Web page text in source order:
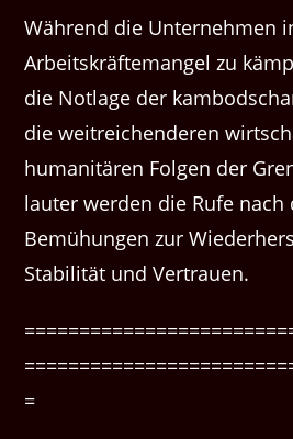
Während die Unternehmen
Arbeitskräftemangel zu
die Notlage der
die weitreichenderen
humanitären Folgen der
lauter werden die Rufe
Bemühungen zur
Stabilität und Vertrauen.
=